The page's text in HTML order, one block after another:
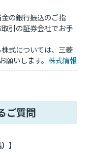
の銀行振込のご指
引の証券会社でお手
式については、三菱
願いします。 株式情報
ご質問
】